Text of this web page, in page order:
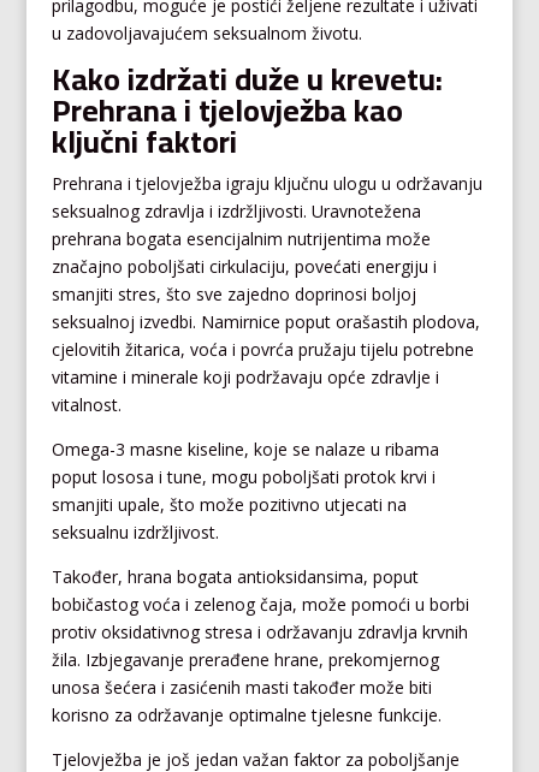
prilagodbu, moguće je postići željene rezultate i uživati
u zadovoljavajućem seksualnom životu.
Kako izdržati duže u krevetu:
Prehrana i tjelovježba kao
ključni faktori
Prehrana i tjelovježba igraju ključnu ulogu u održavanju
seksualnog zdravlja i izdržljivosti. Uravnotežena
prehrana bogata esencijalnim nutrijentima može
značajno poboljšati cirkulaciju, povećati energiju i
smanjiti stres, što sve zajedno doprinosi boljoj
seksualnoj izvedbi. Namirnice poput orašastih plodova,
cjelovitih žitarica, voća i povrća pružaju tijelu potrebne
vitamine i minerale koji podržavaju opće zdravlje i
vitalnost.
Omega-3 masne kiseline, koje se nalaze u ribama
poput lososa i tune, mogu poboljšati protok krvi i
smanjiti upale, što može pozitivno utjecati na
seksualnu izdržljivost.
Također, hrana bogata antioksidansima, poput
bobičastog voća i zelenog čaja, može pomoći u borbi
protiv oksidativnog stresa i održavanju zdravlja krvnih
žila. Izbjegavanje prerađene hrane, prekomjernog
unosa šećera i zasićenih masti također može biti
korisno za održavanje optimalne tjelesne funkcije.
Tjelovježba je još jedan važan faktor za poboljšanje